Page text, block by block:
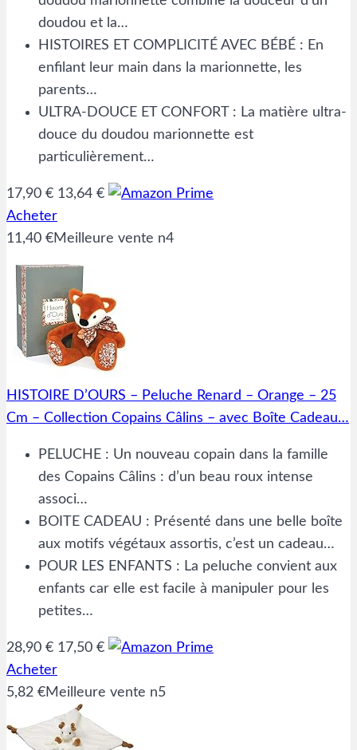
doudou et la…
HISTOIRES ET COMPLICITÉ AVEC BÉBÉ : En
enfilant leur main dans la marionnette, les
parents…
ULTRA-DOUCE ET CONFORT : La matière ultra-
douce du doudou marionnette est
particulièrement…
17,90 € 13,64 €
Acheter
11,40 €Meilleure vente n4
HISTOIRE D’OURS – Peluche Renard – Orange – 25
Cm – Collection Copains Câlins – avec Boîte Cadeau…
PELUCHE : Un nouveau copain dans la famille
des Copains Câlins : d’un beau roux intense
associ…
BOITE CADEAU : Présenté dans une belle boîte
aux motifs végétaux assortis, c’est un cadeau…
POUR LES ENFANTS : La peluche convient aux
enfants car elle est facile à manipuler pour les
petites…
28,90 € 17,50 €
Acheter
5,82 €Meilleure vente n5